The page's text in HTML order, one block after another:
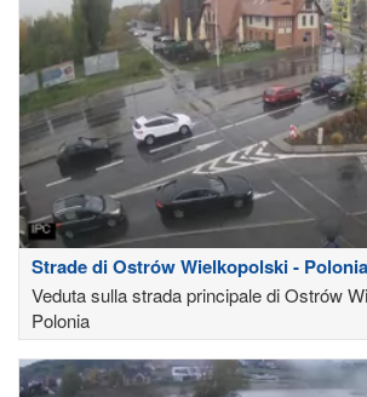
Strade di Ostrów Wielkopolski - Polonia
Veduta sulla strada principale di Ostrów
Polonia